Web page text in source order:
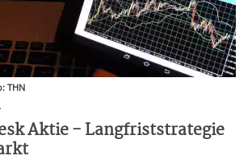
THN
Aktie - Langfriststrategie